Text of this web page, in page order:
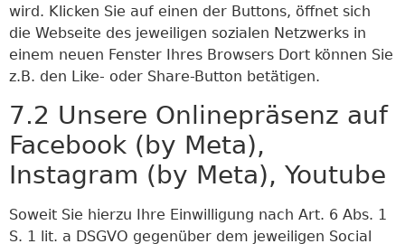
wird. Klicken Sie auf einen der Buttons, öffnet sich
die Webseite des jeweiligen sozialen Netzwerks in
einem neuen Fenster Ihres Browsers Dort können Sie
z.B. den Like- oder Share-Button betätigen.
7.2 Unsere Onlinepräsenz auf
Facebook (by Meta),
Instagram (by Meta), Youtube
Soweit Sie hierzu Ihre Einwilligung nach Art. 6 Abs. 1
S. 1 lit. a DSGVO gegenüber dem jeweiligen Social